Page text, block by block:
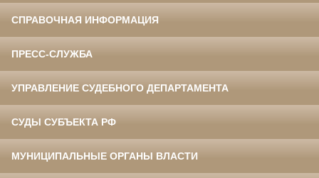
СПРАВОЧНАЯ ИНФОРМАЦИЯ
ПРЕСС-СЛУЖБА
УПРАВЛЕНИЕ СУДЕБНОГО ДЕПАРТАМЕНТА
СУДЫ СУБЪЕКТА РФ
МУНИЦИПАЛЬНЫЕ ОРГАНЫ ВЛАСТИ